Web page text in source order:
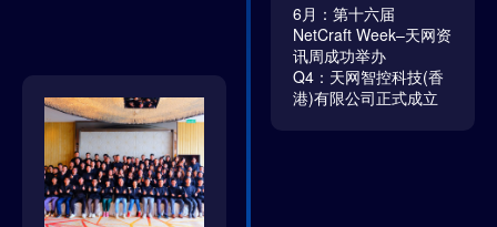
6月：第十六届
NetCraft Week–天网资
讯周成功举办
Q4：天网智控科技(香
港)有限公司正式成立